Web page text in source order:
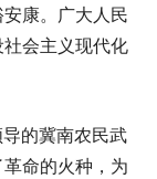
康。广大人民
会主义现代化
的冀南农民武
命的火种，为